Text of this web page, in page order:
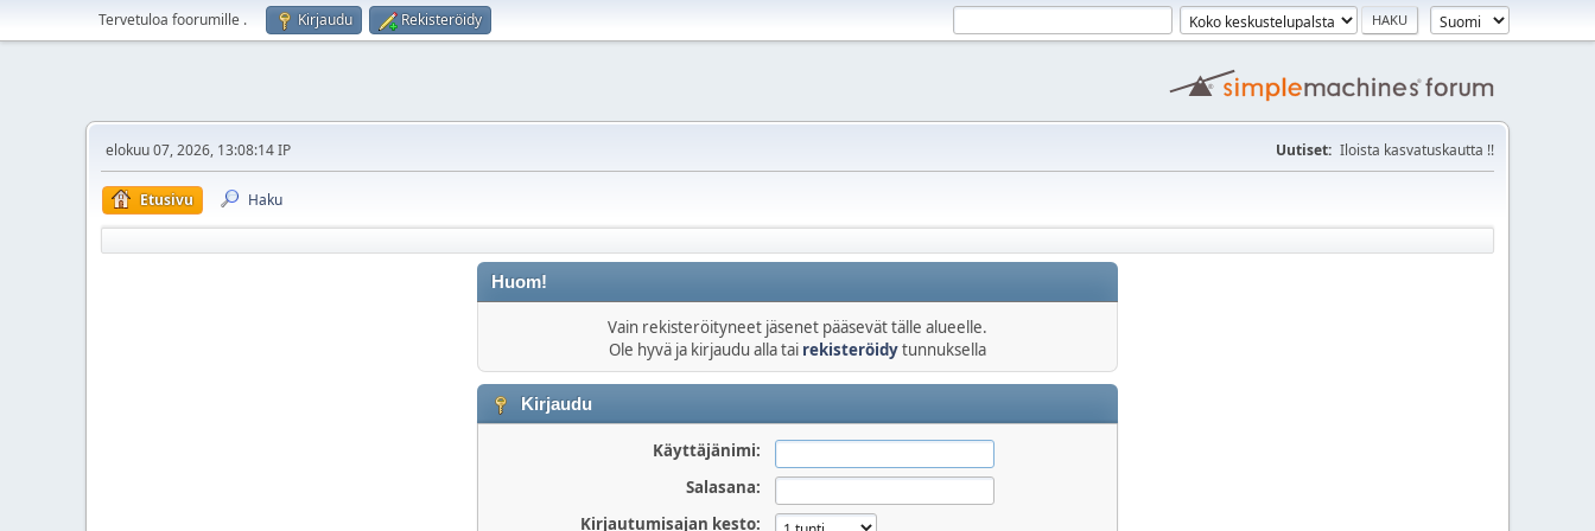
Tervetuloa foorumille . Kirjaudu Rekisteröidy
elokuu 07, 2026, 13:08:14 IP Uutiset: Iloista kasvatuskautta !!
Etusivu Haku
Huom!
Vain rekisteröityneet jäsenet pääsevät tälle alueelle.
Ole hyvä ja kirjaudu alla tai rekisteröidytunnuksella
Kirjaudu
Käyttäjänimi:
Salasana:
Kirjautumisajan kesto: